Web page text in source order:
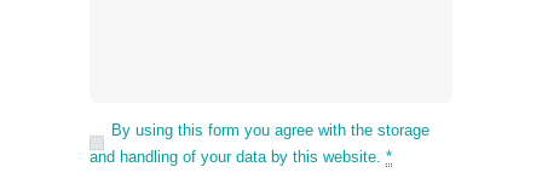
By using this form you agree with the storage
and handling of your data by this website. *